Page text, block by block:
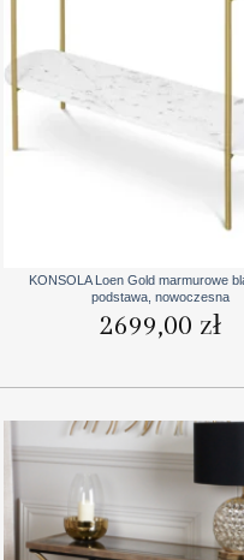
KONSOLA Loen Gold marmurowe
podstawa, nowoczesna
2699,00 zł